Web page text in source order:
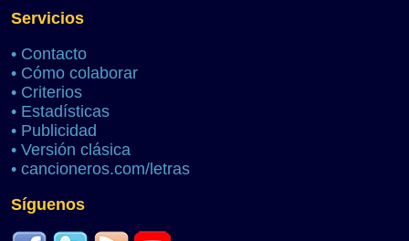
Servicios
• Contacto
• Cómo colaborar
• Criterios
• Estadísticas
• Publicidad
• Versión clásica
• cancioneros.com/letras
Síguenos